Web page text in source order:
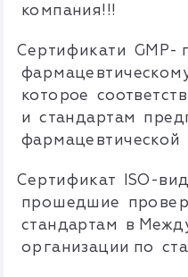
компания!!!
Сертификати GMP-
которое
и стандартам
фармацевтической
Сертификат ISO-
прошедшие
стандартам в
организации по